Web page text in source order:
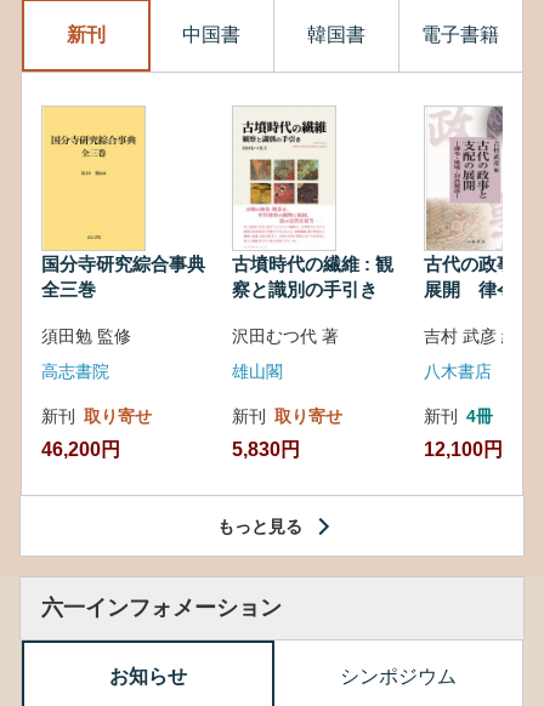
新刊 中国書 韓国書 電子書籍
国分寺研究綜合事典
全三巻
須田勉 監修
高志書院
新刊 取り寄せ
46,200円
古墳時代の繊維 : 観
察と識別の手引き
沢田むつ代 著
雄山閣
新刊 取り寄せ
5,830円
古代の政事と
展開 律令・
吉村 武彦 編集
八木書店
新刊 4冊
12,100円
もっと見る
六一インフォメーション
お知らせ シンポジウム